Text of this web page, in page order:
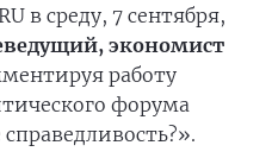
в среду, 7 сентября,
экономист
работу
форума